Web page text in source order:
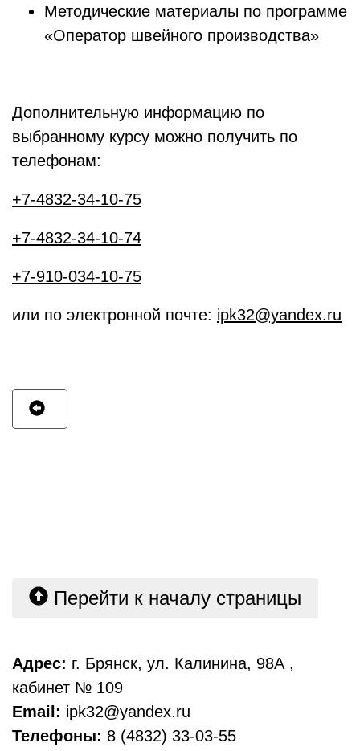
Методические материалы по программе
«Оператор швейного производства»
Дополнительную информацию по
выбранному курсу можно получить по
телефонам:
+7-4832-34-10-75
+7-4832-34-10-74
+7-910-034-10-75
или по электронной почте: ipk32@yandex.ru
Перейти к началу страницы
Адрес: г. Брянск, ул. Калинина, 98А ,
кабинет № 109
Email: ipk32@yandex.ru
Телефоны: 8 (4832) 33-03-55